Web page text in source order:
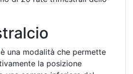
è una modalità che permette
la posizione